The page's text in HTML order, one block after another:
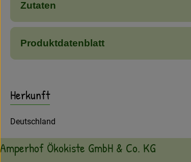
Zutaten
Produktdatenblatt
Herkunft
Deutschland
Amperhof Ökokiste GmbH & Co. KG